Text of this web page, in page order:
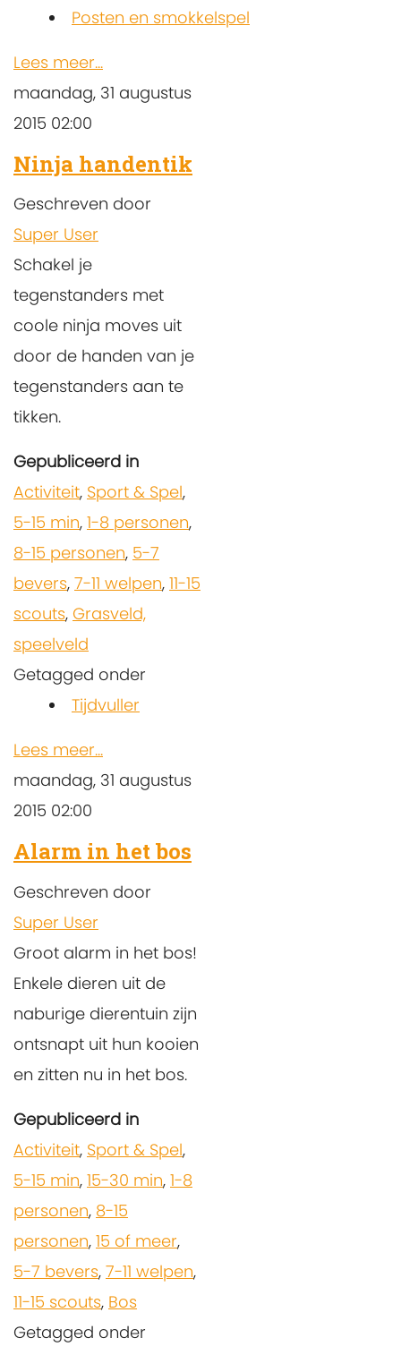
Posten en smokkelspel
Lees meer...
maandag, 31 augustus
2015 02:00
Ninja handentik
Geschreven door
Super User
Schakel je
tegenstanders met
coole ninja moves uit
door de handen van je
tegenstanders aan te
tikken.
Gepubliceerd in
Activiteit, Sport & Spel,
5-15 min, 1-8 personen,
8-15 personen, 5-7
bevers, 7-11 welpen, 11-15
scouts, Grasveld,
speelveld
Getagged onder
Tijdvuller
Lees meer...
maandag, 31 augustus
2015 02:00
Alarm in het bos
Geschreven door
Super User
Groot alarm in het bos!
Enkele dieren uit de
naburige dierentuin zijn
ontsnapt uit hun kooien
en zitten nu in het bos.
Gepubliceerd in
Activiteit, Sport & Spel,
5-15 min, 15-30 min, 1-8
personen, 8-15
personen, 15 of meer,
5-7 bevers, 7-11 welpen,
11-15 scouts, Bos
Getagged onder